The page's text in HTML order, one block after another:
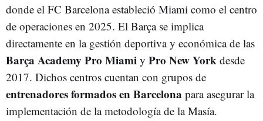
donde el FC Barcelona estableció Miami como el centro
de operaciones en 2025. El Barça se implica
directamente en la gestión deportiva y económica de las
Barça Academy Pro Miami y Pro New York desde
2017. Dichos centros cuentan con grupos de
entrenadores formados en Barcelona para asegurar la
implementación de la metodología de la Masía.